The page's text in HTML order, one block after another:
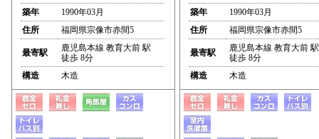
築年
1990年03月
住所
福岡県宗像市赤間5
最寄駅
鹿児島本線 教育大前 駅
徒歩 8分
構造
木造
築年
1990年03月
住所
福岡県宗像市赤間5
最寄駅
鹿児島本線 教育大前 駅
徒歩 8分
構造
木造